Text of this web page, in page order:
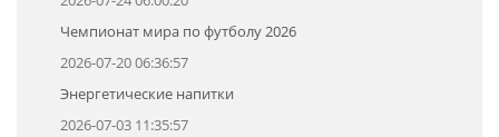
Чемпионат мира по футболу 2026
2026-07-20 06:36:57
Энергетические напитки
2026-07-03 11:35:57